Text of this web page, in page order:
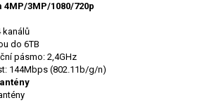
3MP/1080/720p
kanálů
do 6TB
pásmo: 2,4GHz
144Mbps (802.11b/g/n)